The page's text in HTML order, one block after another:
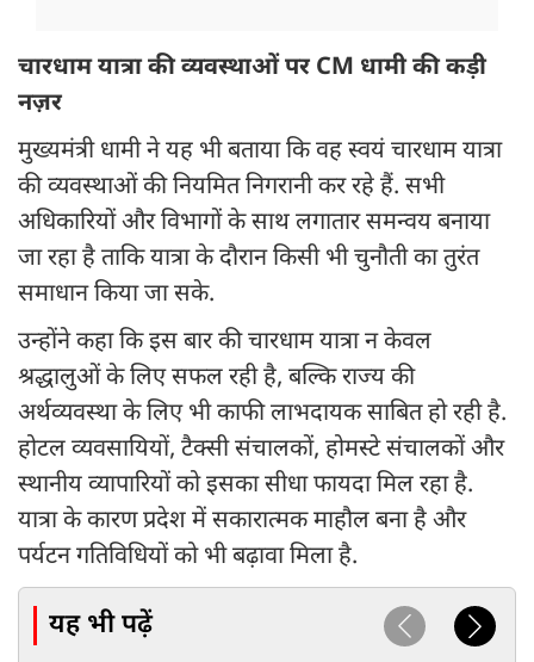
चारधाम यात्रा की व्यवस्थाओं पर CM धामी की कड़ी
नज़र
मुख्यमंत्री धामी ने यह भी बताया कि वह स्वयं चारधाम यात्रा
की व्यवस्थाओं की नियमित निगरानी कर रहे हैं. सभी
अधिकारियों और विभागों के साथ लगातार समन्वय बनाया
जा रहा है ताकि यात्रा के दौरान किसी भी चुनौती का तुरंत
समाधान किया जा सके.
उन्होंने कहा कि इस बार की चारधाम यात्रा न केवल
श्रद्धालुओं के लिए सफल रही है, बल्कि राज्य की
अर्थव्यवस्था के लिए भी काफी लाभदायक साबित हो रही है.
होटल व्यवसायियों, टैक्सी संचालकों, होमस्टे संचालकों और
स्थानीय व्यापारियों को इसका सीधा फायदा मिल रहा है.
यात्रा के कारण प्रदेश में सकारात्मक माहौल बना है और
पर्यटन गतिविधियों को भी बढ़ावा मिला है.
यह भी पढ़ें